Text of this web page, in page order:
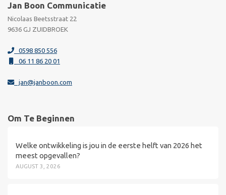
Jan Boon Communicatie
Nicolaas Beetsstraat 22
9636 GJ ZUIDBROEK
0598 850 556
06 11 86 20 01
jan@janboon.com
Om Te Beginnen
Welke ontwikkeling is jou in de eerste helft van 2026 het
meest opgevallen?
AUGUST 3, 2026